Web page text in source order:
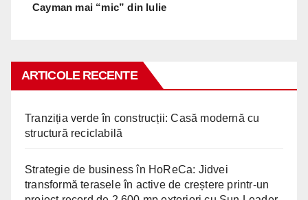
Cayman mai “mic” din Iulie
ARTICOLE RECENTE
Tranziția verde în construcții: Casă modernă cu
structură reciclabilă
Strategie de business în HoReCa: Jidvei
transformă terasele în active de creștere printr-un